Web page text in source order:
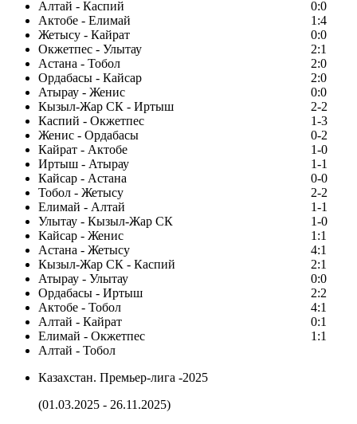
Алтай - Каспий
0:0
Актобе - Елимай
1:4
Жетысу - Кайрат
0:0
Окжетпес - Улытау
2:1
Астана - Тобол
2:0
Ордабасы - Кайсар
2:0
Атырау - Женис
0:0
Кызыл-Жар СК - Иртыш
2-2
Каспий - Окжетпес
1-3
Женис - Ордабасы
0-2
Кайрат - Актобе
1-0
Иртыш - Атырау
1-1
Кайсар - Астана
0-0
Тобол - Жетысу
2-2
Елимай - Алтай
1-1
Улытау - Кызыл-Жар СК
1-0
Кайсар - Женис
1:1
Астана - Жетысу
4:1
Кызыл-Жар СК - Каспий
2:1
Атырау - Улытау
0:0
Ордабасы - Иртыш
2:2
Актобе - Тобол
4:1
Алтай - Кайрат
0:1
Елимай - Окжетпес
1:1
Алтай - Тобол
Казахстан. Премьер-лига -2025
(01.03.2025 - 26.11.2025)